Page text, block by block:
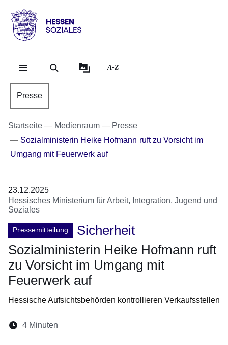
Hessen
Sozial
A-Z
Presse
Startseite Medienraum
Presse
Sozialministerin Heike Hofmann ruft zu Vorsicht im
Umgang mit Feuerwerk auf
23.12.2025
Hessisches Ministerium für Arbeit, Integration, Jugend und
Soziales
Pressemitteilung
Sicherheit
Sozialministerin Heike Hofmann ruft
zu Vorsicht im Umgang mit
Feuerwerk auf
Hessische Aufsichtsbehörden kontrollieren Verkaufsstellen
Lesedauer:
4 Minuten